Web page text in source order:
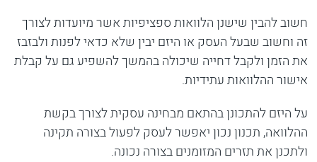
חשוב להבין שישנן הלוואות ספציפיות אשר מיועדות לצורך
זה וחשוב שבעל העסק או היזם יבין שלא כדאי לפנות ולבזבז
את הזמן ולקבל דחייה שיכולה בהמשך להשפיע גם על קבלת
אישור ההלוואות עתידיות.
על היזם להתכונן בהתאם מבחינה עסקית לצורך בקשת
ההלוואה, תכנון נכון יאפשר לעסק לפעול בצורה תקינה
ולתכנן את תזרים המזומנים בצורה נכונה.